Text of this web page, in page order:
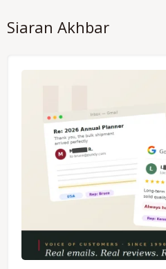
Siaran Akhbar